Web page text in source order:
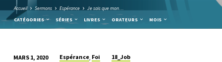
Accueil Sermons Espérance
Je sais que mon…
CATÉGORIES
SÉRIES LIVRES ORATEURS MOIS
MARS 1, 2020 Espérance Foi 18_Job